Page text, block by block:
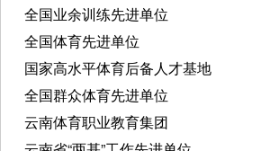
全国业余训练先进单位
全国体育先进单位
国家高水平体育后备人才基地
全国群众体育先进单位
云南体育职业教育集团